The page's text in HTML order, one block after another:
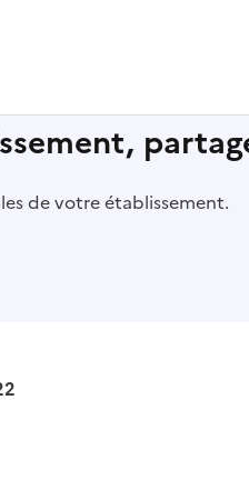
de votre établissement.